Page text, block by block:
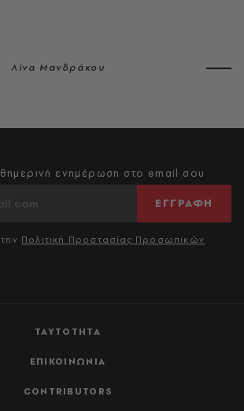
Λίνα Μανδράκου
ΤΑΥΤΟΤΗΤΑ
ΕΠΙΚΟΙΝΩΝΙΑ
CONTRIBUTORS
ενημέρωση στο email σου
ΕΓΓΡΑΦΗ
Πολιτική Προστασίας Προσωπικών